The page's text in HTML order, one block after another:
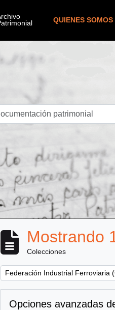
QUIENES SOMOS
Mostrando
Colecciones
Remove filter:
Federación Industrial Ferroviaria
Opciones avanzadas